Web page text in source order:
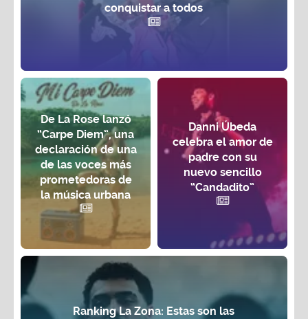
conquistar a todos
De La Rose lanzó
“Carpe Diem”, una
declaración de una
de las voces más
prometedoras de
la música urbana
Danni Úbeda
celebra el amor de
padre con su
nuevo sencillo
“Candadito”
Ranking La Zona: Estas son las